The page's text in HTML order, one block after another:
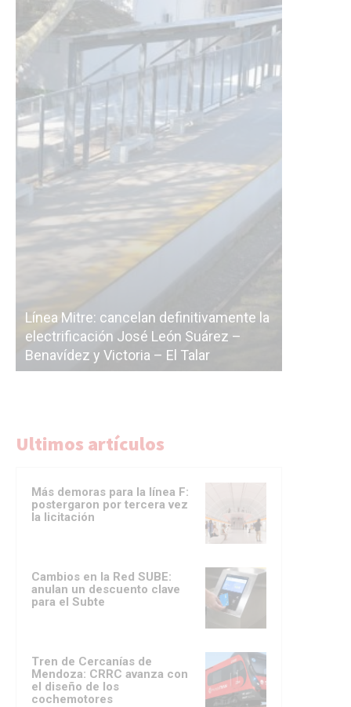
la
La Ciudad vuelve a postergar la
licitación de la línea F
Ultimos artículos
Más demoras para la línea F:
postergaron por tercera vez
la licitación
Cambios en la Red SUBE:
anulan un descuento clave
para el Subte
Tren de Cercanías de
Mendoza: CRRC avanza con
el diseño de los
cochemotores